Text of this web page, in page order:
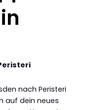
nach Peristeri
auf dein neues